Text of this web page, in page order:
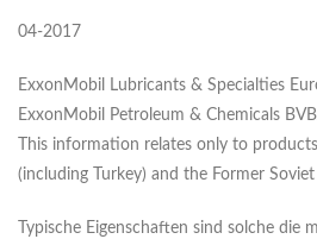
04-2017
ExxonMobil Lubricants & Specialties
ExxonMobil Petroleum & Chemicals
This information relates only to
(including Turkey) and the Former
Typische Eigenschaften sind solche die